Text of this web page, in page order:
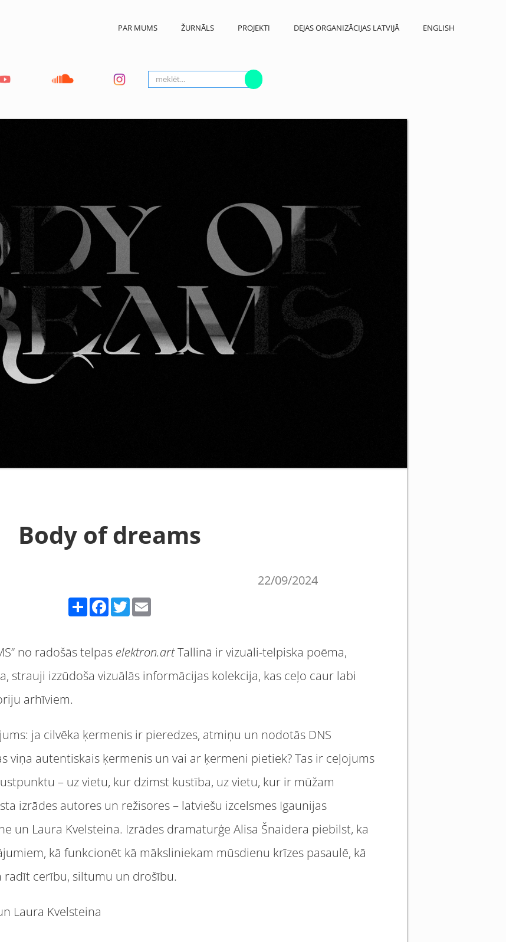
PAR MUMS ŽURNĀLS PROJEKTI DEJAS ORGANIZĀCIJAS LATVIJĀ ENGLISH
Body of dreams
22/09/2024
Share FacebookTwitter
no radošās telpas elektron.artTallinā ir vizuāli-telpiska poēma,
strauji izzūdoša vizuālās informācijas kolekcija, kas ceļo caur labi
arhīviem.
ja cilvēka ķermenis ir pieredzes, atmiņu un nodotās DNS
viņa autentiskais ķermenis un vai ar ķermeni pietiek? Tas ir ceļojums
– uz vietu, kur dzimst kustība, uz vietu, kur ir mūžam
izrādes autores un režisores – latviešu izcelsmes Igaunijas
un Laura Kvelsteina. Izrādes dramaturģe Alisa Šnaidera piebilst, ka
kā funkcionēt kā māksliniekam mūsdienu krīzes pasaulē, kā
cerību, siltumu un drošību.
Laura Kvelsteina